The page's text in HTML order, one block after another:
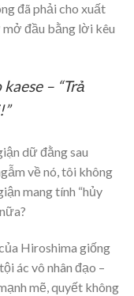
đã phải cho xuất
mở đầu bằng lời kêu
– “Trả
dữ đằng sau
về nó, tôi không
mang tính “hủy
Hiroshima giống
ác vô nhân đạo –
mẽ, quyết không